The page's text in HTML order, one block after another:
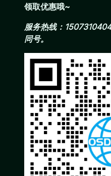
领取优惠哦~
服务热线：
同号。